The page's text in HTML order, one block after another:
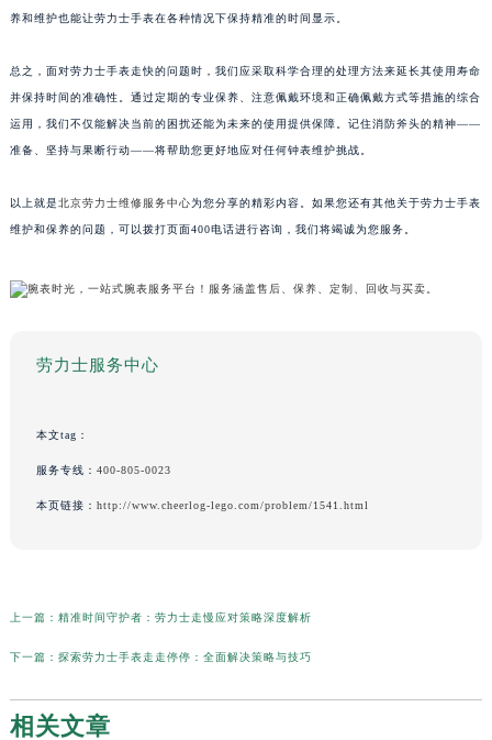
养和维护也能让劳力士手表在各种情况下保持精准的时间显示。
总之，面对劳力士手表走快的问题时，我们应采取科学合理的处理方法来延长其使用寿命
并保持时间的准确性。通过定期的专业保养、注意佩戴环境和正确佩戴方式等措施的综合
运用，我们不仅能解决当前的困扰还能为未来的使用提供保障。记住消防斧头的精神——
准备、坚持与果断行动——将帮助您更好地应对任何钟表维护挑战。
以上就是北京劳力士维修服务中心为您分享的精彩内容。如果您还有其他关于劳力士手表
维护和保养的问题，可以拨打页面400电话进行咨询，我们将竭诚为您服务。
劳力士服务中心
本文tag：
服务专线： 400-805-0023
本页链接： http://www.cheerlog-lego.com/problem/1541.html
上一篇： 精准时间守护者：劳力士走慢应对策略深度解析
下一篇： 探索劳力士手表走走停停：全面解决策略与技巧
相关文章